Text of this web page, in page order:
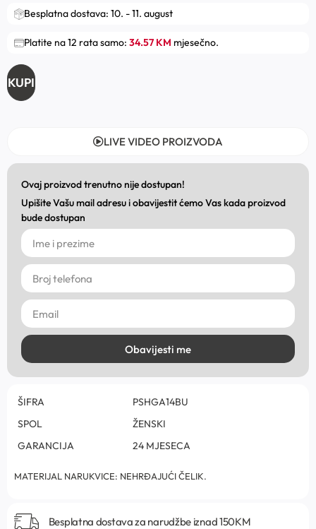
Besplatna dostava: 10. - 11. august
Platite na 12 rata samo: 34.57 KM mjesečno.
KUPI
LIVE VIDEO PROIZVODA
Ovaj proizvod trenutno nije dostupan!
Upišite Vašu mail adresu i obavijestit ćemo Vas kada proizvod
bude dostupan
Obavijesti me
ŠIFRA
PSHGA14BU
SPOL
ŽENSKI
GARANCIJA
24 MJESECA
MATERIJAL NARUKVICE: NEHRĐAJUĆI ČELIK.
Besplatna dostava za narudžbe iznad 150KM